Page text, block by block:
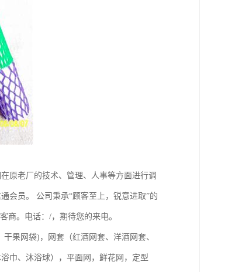
原老厂的技术、管理、人事等方面进行调
会员。 公司秉承“顾客至上，锐意进取”的
商。电话：/，期待您的来电。
果网袋)，网套（红酒网套、洋酒网套、
巾、沐浴球），平面网，鲜花网，定型